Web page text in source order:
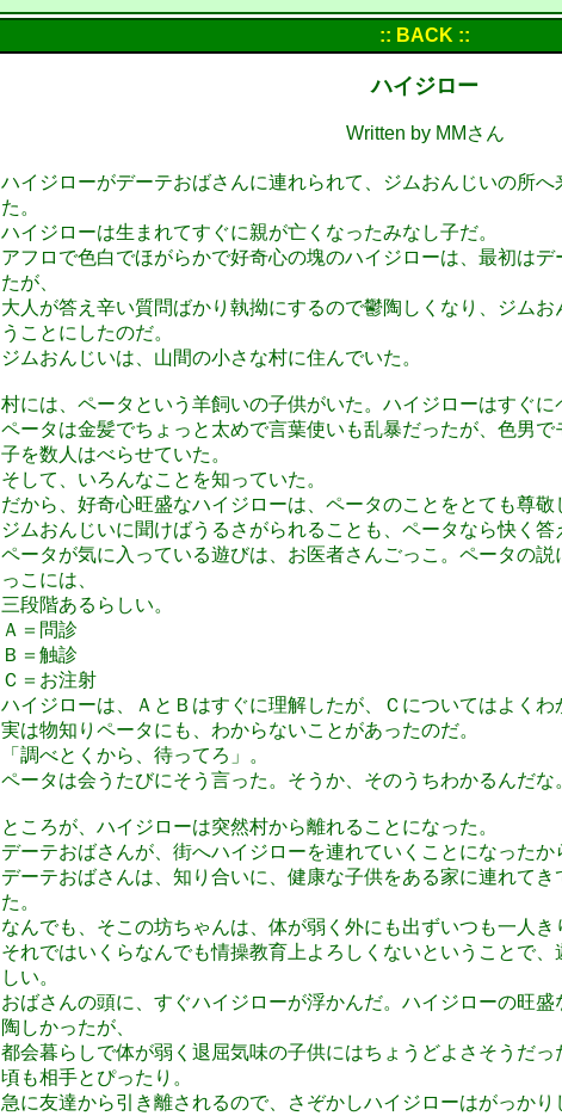
:: BACK ::
ハイジロー
Written by MMさん
ハイジローがデーテおばさんに連れられて、ジムおんじいの所へ
た。
ハイジローは生まれてすぐに親が亡くなったみなし子だ。
アフロで色白でほがらかで好奇心の塊のハイジローは、最初は
たが、
大人が答え辛い質問ばかり執拗にするので鬱陶しくなり、ジムお
うことにしたのだ。
ジムおんじいは、山間の小さな村に住んでいた。
村には、ペータという羊飼いの子供がいた。ハイジローはすぐに
ペータは金髪でちょっと太めで言葉使いも乱暴だったが、色男
子を数人はべらせていた。
そして、いろんなことを知っていた。
だから、好奇心旺盛なハイジローは、ペータのことをとても尊敬
ジムおんじいに聞けばうるさがられることも、ペータなら快く答
ペータが気に入っている遊びは、お医者さんごっこ。ペータの
っこには、
三段階あるらしい。
Ａ＝問診
Ｂ＝触診
Ｃ＝お注射
ハイジローは、ＡとＢはすぐに理解したが、Ｃについてはよくわ
実は物知りペータにも、わからないことがあったのだ。
「調べとくから、待ってろ」。
ペータは会うたびにそう言った。そうか、そのうちわかるんだな
ところが、ハイジローは突然村から離れることになった。
デーテおばさんが、街へハイジローを連れていくことになったか
デーテおばさんは、知り合いに、健康な子供をある家に連れてき
た。
なんでも、そこの坊ちゃんは、体が弱く外にも出ずいつも一人き
それではいくらなんでも情操教育上よろしくないということで、
しい。
おばさんの頭に、すぐハイジローが浮かんだ。ハイジローの旺
陶しかったが、
都会暮らしで体が弱く退屈気味の子供にはちょうどよさそうだ
頃も相手とぴったり。
急に友達から引き離されるので、さぞかしハイジローはがっかり